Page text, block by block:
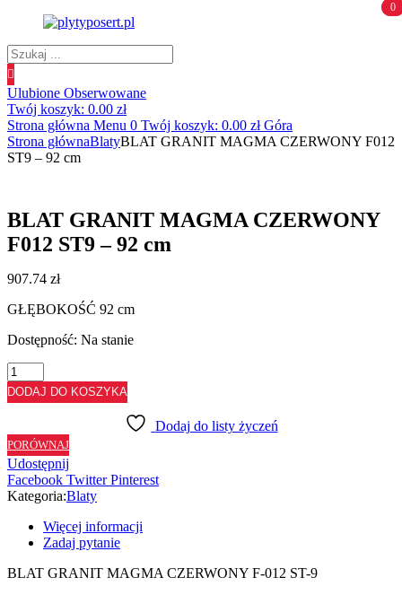
Wyszukiwanie
produktów
0
Ulubione Obserwowane
0
Twój koszyk: 0.00 zł
Strona główna Menu 0 Twój koszyk: 0.00 zł Góra
Strona głównaBlatyBLAT GRANIT MAGMA CZERWONY F012
ST9 – 92 cm
BLAT GRANIT MAGMA CZERWONY
F012 ST9 – 92 cm
907.74 zł
GŁĘBOKOŚĆ 92 cm
Dostępność: Na stanie
ilość
BLAT
GRANIT
CZERWONY
F012
ST9
-
92
DODAJ DO KOSZYKA
Dodaj do listy życzeń
PORÓWNAJ
Udostępnij
Facebook Twitter Pinterest
Kategoria:Blaty
Więcej informacji
Zadaj pytanie
BLAT GRANIT MAGMA CZERWONY F-012 ST-9